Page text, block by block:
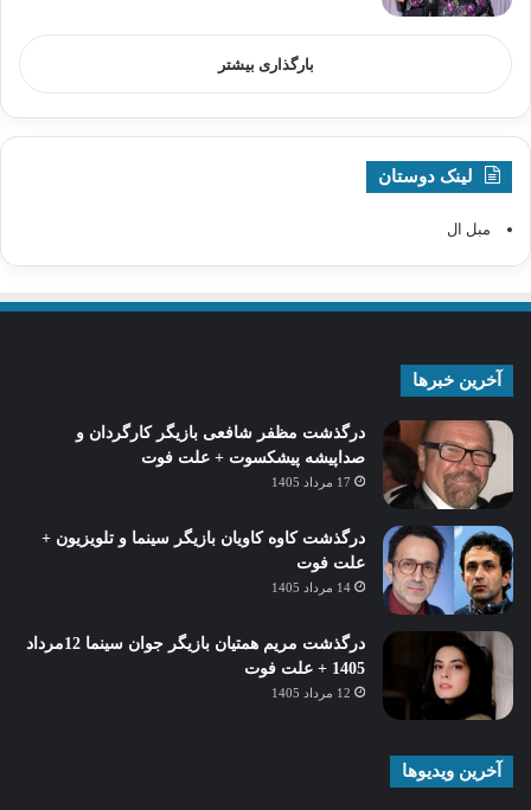
بارگذاری بیشتر
لینک دوستان
مبل ال
آخرین خبرها
درگذشت مظفر شافعی بازیگر کارگردان و
صداپیشه پیشکسوت + علت فوت
17 مرداد 1405
درگذشت کاوه کاویان بازیگر سینما و تلویزیون +
علت فوت
14 مرداد 1405
درگذشت مریم همتیان بازیگر جوان سینما 12مرداد
1405 + علت فوت
12 مرداد 1405
آخرین ویدیوها